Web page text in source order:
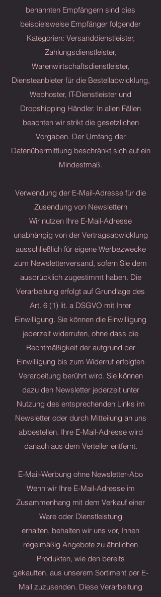
benannten Empfängern sind dies
beispielsweise Empfänger folgender
Kategorien: Versanddienstleister,
Zahlungsdienstleister,
Warenwirtschaftsdienstleister,
Diensteanbieter für die Bestellabwicklung,
Webhoster, IT-Dienstleister und
Dropshipping Händler. In allen Fällen
beachten wir strikt die gesetzlichen
Vorgaben. Der Umfang der
Datenübermittlung beschränkt sich auf ein
Mindestmaß.
Verwendung der E-Mail-Adresse für die
Zusendung von Newslettern
Wir nutzen Ihre E-Mail-Adresse
unabhängig von der Vertragsabwicklung
ausschließlich für eigene Werbezwecke
zum Newsletterversand, sofern Sie dem
ausdrücklich zugestimmt haben. Die
Verarbeitung erfolgt auf Grundlage des
Art. 6 (1) lit. a DSGVO mit Ihrer
Einwilligung. Sie können die Einwilligung
jederzeit widerrufen, ohne dass die
Rechtmäßigkeit der aufgrund der
Einwilligung bis zum Widerruf erfolgten
Verarbeitung berührt wird. Sie können
dazu den Newsletter jederzeit unter
Nutzung des entsprechenden Links im
Newsletter oder durch Mitteilung an uns
abbestellen. Ihre E-Mail-Adresse wird
danach aus dem Verteiler entfernt.
E-Mail-Werbung ohne Newsletter-Abo
Wenn wir Ihre E-Mail-Adresse im
Zusammenhang mit dem Verkauf einer
Ware oder Dienstleistung
erhalten, behalten wir uns vor, Ihnen
regelmäßig Angebote zu ähnlichen
Produkten, wie den bereits
gekauften, aus unserem Sortiment per E-
Mail zuzusenden. Diese Verarbeitung